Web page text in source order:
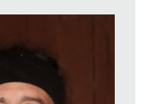
secolo questo compito viene
infatti, la passione per i